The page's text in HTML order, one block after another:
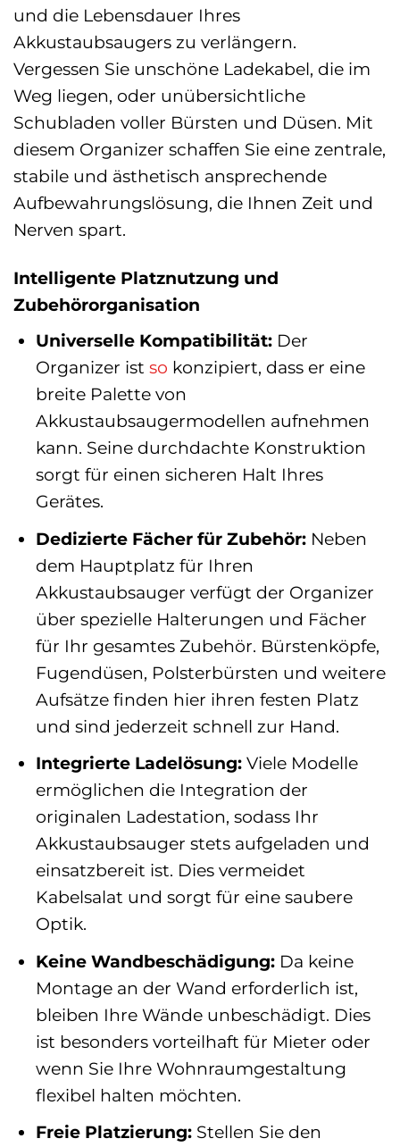
und die Lebensdauer Ihres
Akkustaubsaugers zu verlängern.
Vergessen Sie unschöne Ladekabel, die im
Weg liegen, oder unübersichtliche
Schubladen voller Bürsten und Düsen. Mit
diesem Organizer schaffen Sie eine zentrale,
stabile und ästhetisch ansprechende
Aufbewahrungslösung, die Ihnen Zeit und
Nerven spart.
Intelligente Platznutzung und
Zubehörorganisation
Universelle Kompatibilität:Der
Organizer ist so konzipiert, dass er eine
breite Palette von
Akkustaubsaugermodellen aufnehmen
kann. Seine durchdachte Konstruktion
sorgt für einen sicheren Halt Ihres
Gerätes.
Dedizierte Fächer für Zubehör:Neben
dem Hauptplatz für Ihren
Akkustaubsauger verfügt der Organizer
über spezielle Halterungen und Fächer
für Ihr gesamtes Zubehör. Bürstenköpfe,
Fugendüsen, Polsterbürsten und weitere
Aufsätze finden hier ihren festen Platz
und sind jederzeit schnell zur Hand.
Integrierte Ladelösung:Viele Modelle
ermöglichen die Integration der
originalen Ladestation, sodass Ihr
Akkustaubsauger stets aufgeladen und
einsatzbereit ist. Dies vermeidet
Kabelsalat und sorgt für eine saubere
Optik.
Keine Wandbeschädigung:Da keine
Montage an der Wand erforderlich ist,
bleiben Ihre Wände unbeschädigt. Dies
ist besonders vorteilhaft für Mieter oder
wenn Sie Ihre Wohnraumgestaltung
flexibel halten möchten.
Freie Platzierung:Stellen Sie den